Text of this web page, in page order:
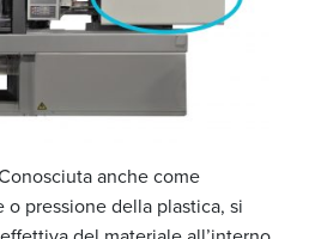
anche come
pressione della plastica, si